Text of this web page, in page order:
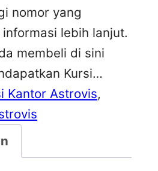
nomor yang
lebih lanjut.
membeli di sini
Kursi…
Kantor Astrovis